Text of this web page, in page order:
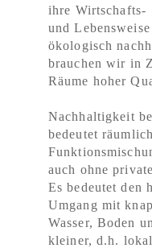
ihre Wirtschafts-
und
ökologisch
brauchen wir in
Räume hoher
Nachhaltigkeit
bedeutet
auch ohne
Es bedeutet den
Umgang mit
Wasser, Boden
kleiner, d.h.